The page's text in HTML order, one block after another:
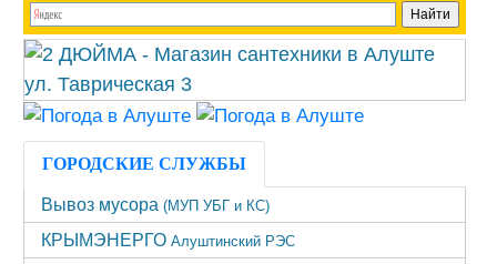
ГОРОДСКИЕ СЛУЖБЫ
Вывоз мусора (МУП УБГ и КС)
КРЫМЭНЕРГО Алуштинский РЭС